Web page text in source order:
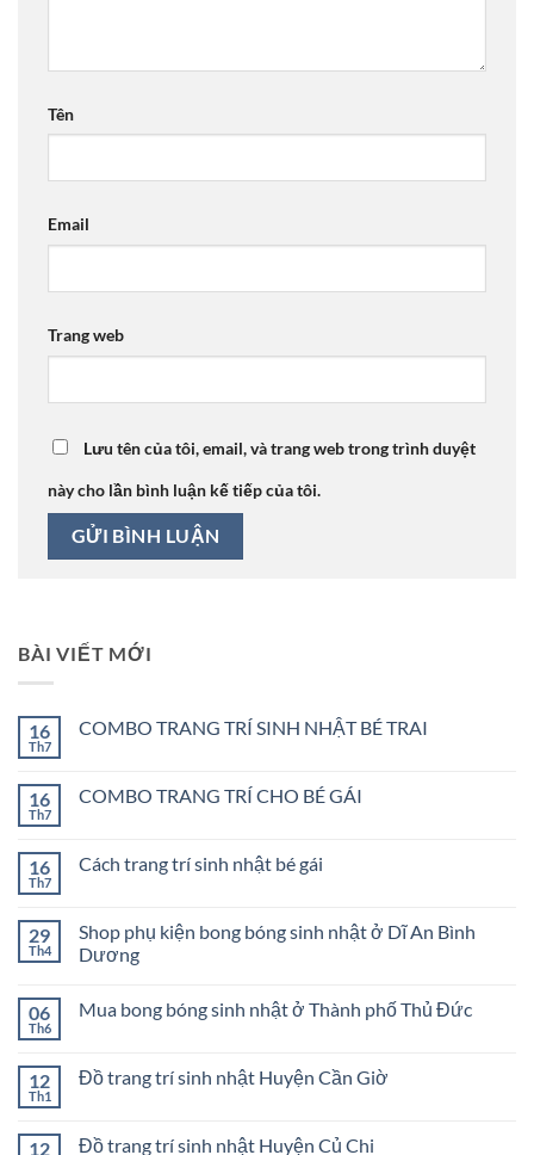
Tên
Email
Trang web
Lưu tên của tôi, email, và trang web trong trình duyệt
này cho lần bình luận kế tiếp của tôi.
BÀI VIẾT MỚI
16
Th7
COMBO TRANG TRÍ SINH NHẬT BÉ TRAI
luận
TRÍ
SINH
16
Th7
COMBO TRANG TRÍ CHO BÉ GÁI
luận
TRÍ
CHO
BÉ
16
Th7
Cách trang trí sinh nhật bé gái
luận
ở
Cách
sinh
29
Th4
Shop phụ kiện bong bóng sinh nhật ở Dĩ An Bình
Dương
bình
phụ
kiện
nhật
06
Th6
Mua bong bóng sinh nhật ở Thành phố Thủ Đức
luận
bóng
12
Th1
Đồ trang trí sinh nhật Huyện Cần Giờ
luận
12 Đồ trang trí sinh nhật Huyện Củ Chi